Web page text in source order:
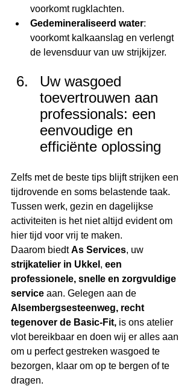
voorkomt rugklachten.
Gedemineraliseerd water:
voorkomt kalkaanslag en verlengt
de levensduur van uw strijkijzer.
Uw wasgoed
toevertrouwen aan
professionals: een
eenvoudige en
efficiënte oplossing
Zelfs met de beste tips blijft strijken een
tijdrovende en soms belastende taak.
Tussen werk, gezin en dagelijkse
activiteiten is het niet altijd evident om
hier tijd voor vrij te maken.
Daarom biedt As Services, uw
strijkatelier in Ukkel , een
professionele, snelle en zorgvuldige
service aan. Gelegen aan de
Alsembergsesteenweg, recht
tegenover de Basic-Fit, is ons atelier
vlot bereikbaar en doen wij er alles aan
om u perfect gestreken wasgoed te
bezorgen, klaar om op te bergen of te
dragen.